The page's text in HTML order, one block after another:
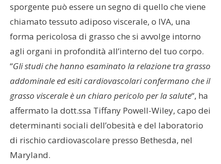
sporgente può essere un segno di quello che viene
chiamato tessuto adiposo viscerale, o IVA, una
forma pericolosa di grasso che si avvolge intorno
agli organi in profondità all’interno del tuo corpo.
“Gli studi che hanno esaminato la relazione tra grasso
addominale ed esiti cardiovascolari confermano che il
grasso viscerale è un chiaro pericolo per la salute“, ha
affermato la dott.ssa Tiffany Powell-Wiley, capo dei
determinanti sociali dell’obesità e del laboratorio
di rischio cardiovascolare presso Bethesda, nel
Maryland.